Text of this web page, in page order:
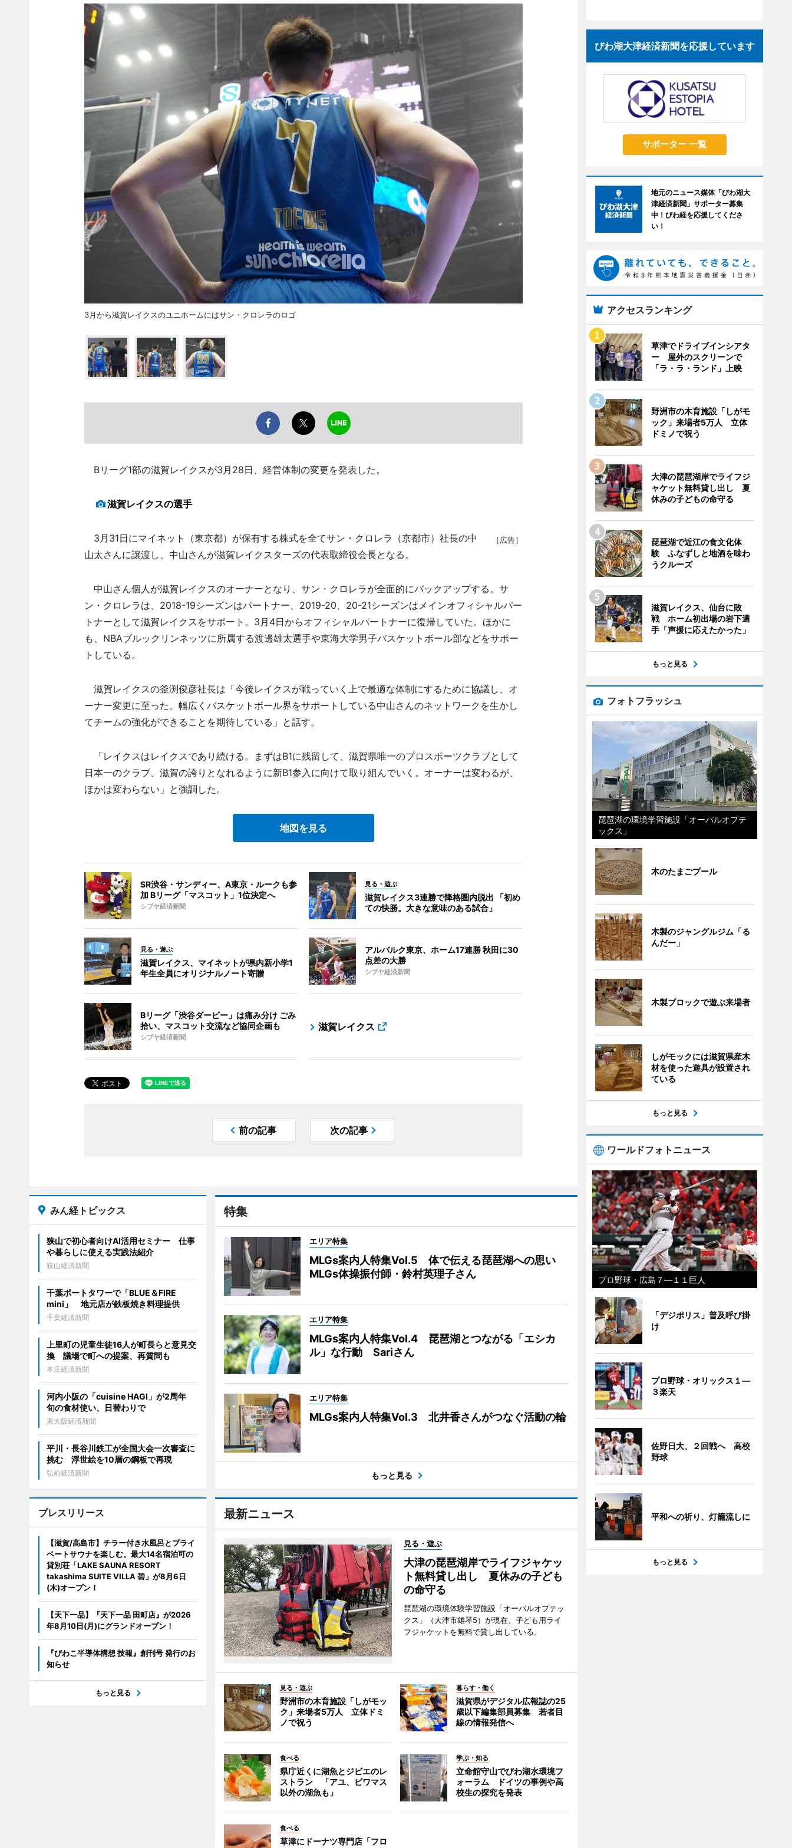
3月から滋賀レイクスのユニホームにはサン・クロレラのロゴ
Bリーグ1部の滋賀レイクスが3月28日、経営体制の変更を発表した。
滋賀レイクスの選手
［広告］
3月31日にマイネット（東京都）が保有する株式を全てサン・クロレラ（京都市）社長の中
山太さんに譲渡し、中山さんが滋賀レイクスターズの代表取締役会長となる。
中山さん個人が滋賀レイクスのオーナーとなり、サン・クロレラが全面的にバックアップする。サ
ン・クロレラは、2018-19シーズンはパートナー、2019-20、20-21シーズンはメインオフィシャルパー
トナーとして滋賀レイクスをサポート。3月4日からオフィシャルパートナーに復帰していた。ほかに
も、NBAブルックリンネッツに所属する渡邊雄太選手や東海大学男子バスケットボール部などをサポー
トしている。
滋賀レイクスの釜渕俊彦社長は「今後レイクスが戦っていく上で最適な体制にするために協議し、オ
ーナー変更に至った。幅広くバスケットボール界をサポートしている中山さんのネットワークを生かし
てチームの強化ができることを期待している」と話す。
「レイクスはレイクスであり続ける。まずはB1に残留して、滋賀県唯一のプロスポーツクラブとして
日本一のクラブ、滋賀の誇りとなれるように新B1参入に向けて取り組んでいく。オーナーは変わるが、
ほかは変わらない」と強調した。
地図を見る
SR渋谷・サンディー、A東京・ルークも参
加 Bリーグ「マスコット」1位決定へ
シブヤ経済新聞
見る・遊ぶ
滋賀レイクス3連勝で降格圏内脱出 「初め
ての快勝。大きな意味のある試合」
見る・遊ぶ
滋賀レイクス、マイネットが県内新小学1
年生全員にオリジナルノート寄贈
アルバルク東京、ホーム17連勝 秋田に30
点差の大勝
シブヤ経済新聞
Bリーグ「渋谷ダービー」は痛み分け ごみ
拾い、マスコット交流など協同企画も
シブヤ経済新聞
滋賀レイクス
前の記事 次の記事
特集
エリア特集
MLGs案内人特集Vol.5 体で伝える琵琶湖への思い
MLGs体操振付師・鈴村英理子さん
エリア特集
MLGs案内人特集Vol.4 琵琶湖とつながる「エシカ
ル」な行動 Sariさん
エリア特集
MLGs案内人特集Vol.3 北井香さんがつなぐ活動の輪
もっと見る
最新ニュース
見る・遊ぶ
大津の琵琶湖岸でライフジャケッ
ト無料貸し出し 夏休みの子ども
の命守る
琵琶湖の環境体験学習施設「オーパルオプテッ
クス」（大津市雄琴5）が現在、子ども用ライ
フジャケットを無料で貸し出している。
見る・遊ぶ
野洲市の木育施設「しがモッ
ク」来場者5万人 立体ドミ
ノで祝う
暮らす・働く
滋賀県がデジタル広報誌の25
歳以下編集部員募集 若者目
線の情報発信へ
食べる
県庁近くに湖魚とジビエのレ
ストラン 「アユ、ビワマス
以外の湖魚も」
学ぶ・知る
立命館守山でびわ湖水環境フ
ォーラム ドイツの事例や高
校生の探究を発表
食べる
草津にドーナツ専門店「フロ
みん経トピックス
狭山で初心者向けAI活用セミナー 仕事
や暮らしに使える実践法紹介
狭山経済新聞
千葉ポートタワーで「BLUE＆FIRE
mini」 地元店が鉄板焼き料理提供
千葉経済新聞
上里町の児童生徒16人が町長らと意見交
換 議場で町への提案、再質問も
本庄経済新聞
河内小阪の「cuisine HAGI」が2周年
旬の食材使い、日替わりで
東大阪経済新聞
平川・長谷川鉄工が全国大会一次審査に
挑む 浮世絵を10層の鋼板で再現
弘前経済新聞
プレスリリース
【滋賀/高島市】チラー付き水風呂とプライ
ベートサウナを楽しむ。最大14名宿泊可の
貸別荘「LAKE SAUNA RESORT
takashima SUITE VILLA 碧」が8月6日
(木)オープン！
【天下一品】『天下一品 田町店』が2026
年8月10日(月)にグランドオープン！
『びわこ半導体構想 技報』創刊号 発行のお
知らせ
もっと見る
びわ湖大津経済新聞を応援しています
サポーター 一覧
地元のニュース媒体「びわ湖大
津経済新聞」サポーター募集
中！びわ経を応援してくださ
い！
アクセスランキング
草津でドライブインシアタ
ー 屋外のスクリーンで
「ラ・ラ・ランド」上映
野洲市の木育施設「しがモ
ック」来場者5万人 立体
ドミノで祝う
大津の琵琶湖岸でライフジ
ャケット無料貸し出し 夏
休みの子どもの命守る
琵琶湖で近江の食文化体
験 ふなずしと地酒を味わ
うクルーズ
滋賀レイクス、仙台に敗
戦 ホーム初出場の岩下選
手「声援に応えたかった」
もっと見る
フォトフラッシュ
琵琶湖の環境学習施設「オーパルオプテ
ックス」
木のたまごプール
木製のジャングルジム「る
んだー」
木製ブロックで遊ぶ来場者
しがモックには滋賀県産木
材を使った遊具が設置され
ている
もっと見る
ワールドフォトニュース
プロ野球・広島７―１１巨人
「デジポリス」普及呼び掛
け
プロ野球・オリックス１―
３楽天
佐野日大、２回戦へ 高校
野球
平和への祈り、灯籠流しに
もっと見る